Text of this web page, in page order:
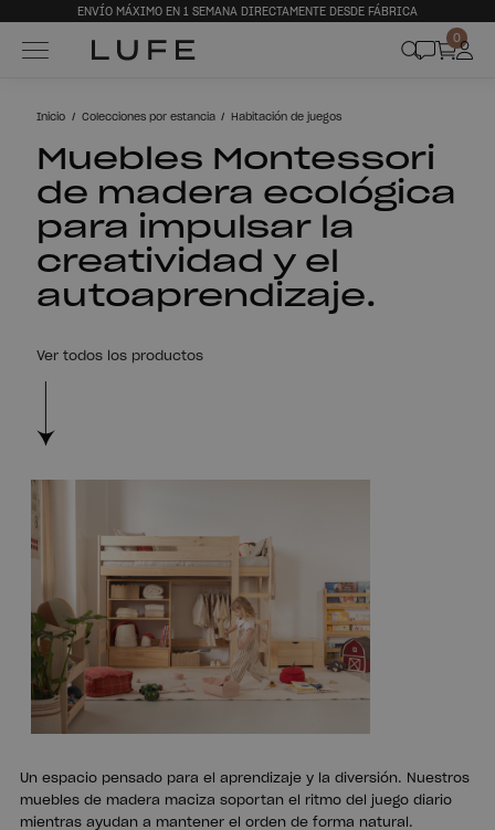
ENVÍO MÁXIMO EN 1 SEMANA DIRECTAMENTE DESDE FÁBRICA
0
Inicio Colecciones por estancia Habitación de juegos
Muebles Montessori
de madera ecológica
para impulsar la
creatividad y el
autoaprendizaje.
Ver todos los productos
Un espacio pensado para el aprendizaje y la diversión. Nuestros
muebles de madera maciza soportan el ritmo del juego diario
mientras ayudan a mantener el orden de forma natural.